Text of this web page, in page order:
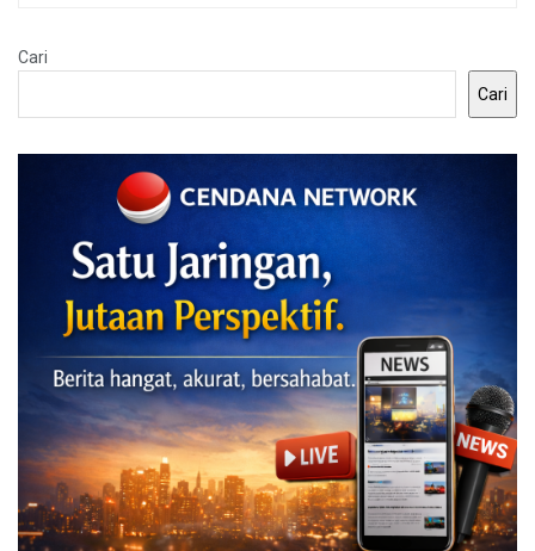
Cari
Cari